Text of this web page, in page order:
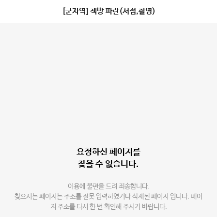
[군자역] 책방 파란(서점,촬영)
요청하신 페이지를
찾을 수 없습니다.
이용에 불편을 드려 죄송합니다.
찾으시는 페이지는 주소를 잘못 입력하였거나 삭제된 페이지 입니다. 페이
지 주소를 다시 한 번 확인해 주시기 바랍니다.